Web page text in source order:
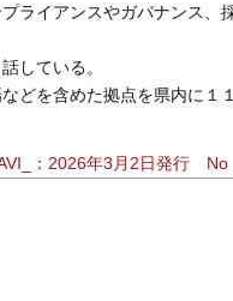
ライアンスやガバナンス、
している。
どを含めた拠点を県内に１
：2026年3月2日発行 No